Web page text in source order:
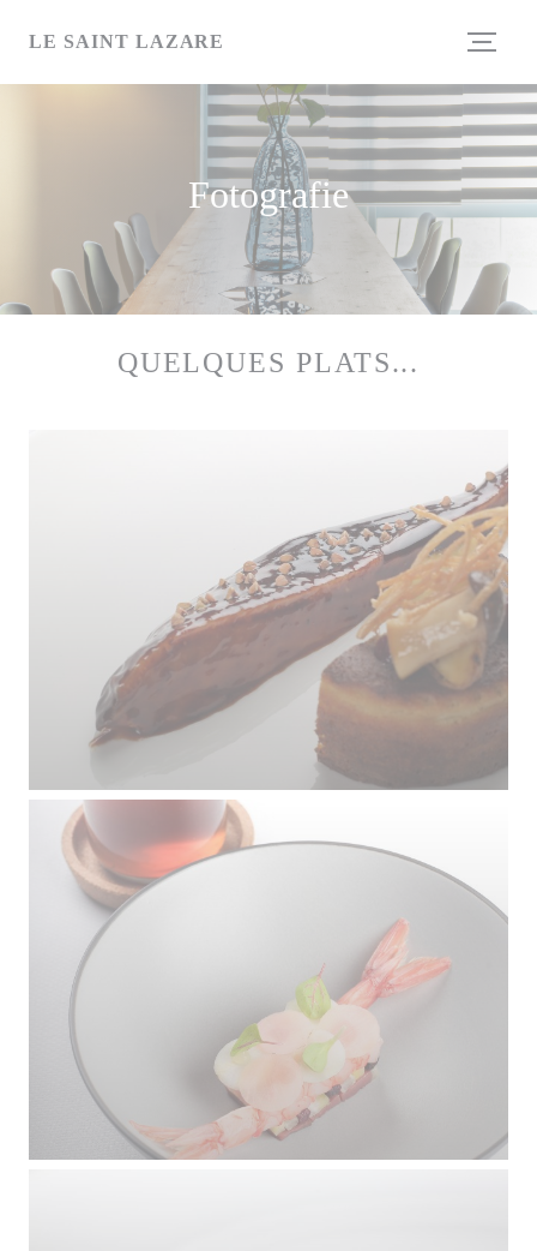
LE SAINT LAZARE
Fotografie
QUELQUES PLATS...